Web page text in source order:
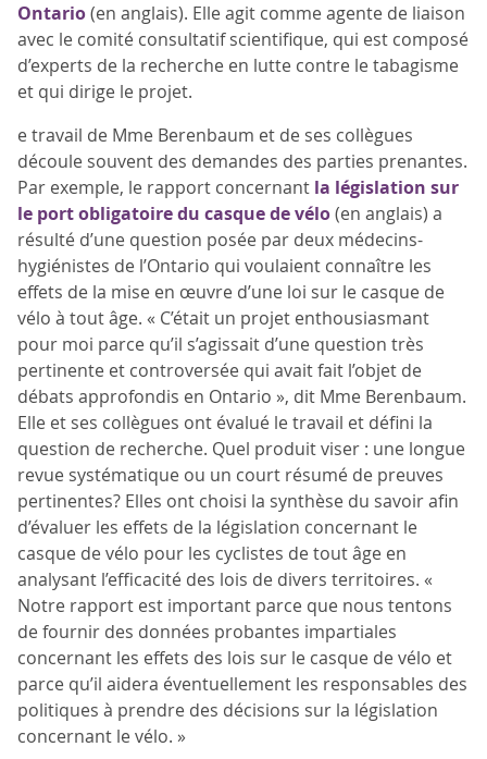
Ontario(en anglais). Elle agit comme agente de liaison
avec le comité consultatif scientifique, qui est composé
d’experts de la recherche en lutte contre le tabagisme
et qui dirige le projet.
e travail de Mme Berenbaum et de ses collègues
découle souvent des demandes des parties prenantes.
Par exemple, le rapport concernant la législation sur
le port obligatoire du casque de vélo(en anglais) a
résulté d’une question posée par deux médecins-
hygiénistes de l’Ontario qui voulaient connaître les
effets de la mise en œuvre d’une loi sur le casque de
vélo à tout âge. « C’était un projet enthousiasmant
pour moi parce qu’il s’agissait d’une question très
pertinente et controversée qui avait fait l’objet de
débats approfondis en Ontario », dit Mme Berenbaum.
Elle et ses collègues ont évalué le travail et défini la
question de recherche. Quel produit viser : une longue
revue systématique ou un court résumé de preuves
pertinentes? Elles ont choisi la synthèse du savoir afin
d’évaluer les effets de la législation concernant le
casque de vélo pour les cyclistes de tout âge en
analysant l’efficacité des lois de divers territoires. «
Notre rapport est important parce que nous tentons
de fournir des données probantes impartiales
concernant les effets des lois sur le casque de vélo et
parce qu’il aidera éventuellement les responsables des
politiques à prendre des décisions sur la législation
concernant le vélo. »